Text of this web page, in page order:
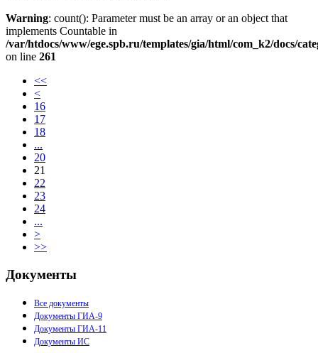
Warning: count(): Parameter must be an array or an object that
implements Countable in
/var/htdocs/www/ege.spb.ru/templates/gia/html/com_k2/docs/
on line 261
<<
<
16
17
18
...
20
21
22
23
24
...
>
>>
Документы
Все документы
Документы ГИА-9
Документы ГИА-11
Документы ИС